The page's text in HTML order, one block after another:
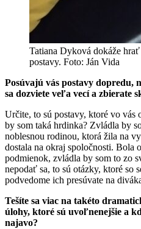
Tatiana Dyková dokáže
postavy. Foto: Ján Vida
Posúvajú vás postavy dopredu,
sa dozviete veľa vecí a zbierate
Určite, to sú postavy, ktoré vo vás
by som taká hrdinka? Zvládla by
noblesnou rodinou, ktorá žila na
dostala na okraj spoločnosti. Bola
podmienok, zvládla by som to zo
nepodať sa, to sú otázky, ktoré so
podvedome ich presúvate na
Tešíte sa viac na takéto
úlohy, ktoré sú uvoľnenejšie a
najavo?